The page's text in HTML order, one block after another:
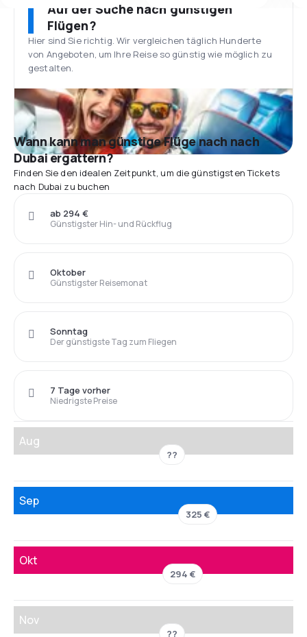
Auf der Suche nach günstigen
Flügen?
Hier sind Sie richtig. Wir vergleichen täglich Hunderte
von Angeboten, um Ihre Reise so günstig wie möglich zu
gestalten.
Wann kann man günstige Flüge nach nach
Dubai ergattern?
Finden Sie den idealen Zeitpunkt, um die günstigsten Tickets
nach Dubai zu buchen
Günstigster Hin- und Rückflug
ab 294 €
Günstigster Reisemonat
Oktober
Der günstigste Tag zum Fliegen
Sonntag
Niedrigste Preise
7 Tage vorher
Aug
??
Sep
325 €
Okt
294 €
Nov
??